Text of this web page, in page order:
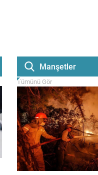
Manşetler
Tümünü Gör